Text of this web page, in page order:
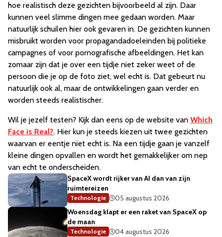
hoe realistisch deze gezichten bijvoorbeeld al zijn. Daar
kunnen veel slimme dingen mee gedaan worden. Maar
natuurlijk schuilen hier ook gevaren in. De gezichten kunnen
misbruikt worden voor propagandadoeleinden bij politieke
campagnes of voor pornografische afbeeldingen. Het kan
zomaar zijn dat je over een tijdje niet zeker weet of de
persoon die je op de foto ziet, wel echt is. Dat gebeurt nu
natuurlijk ook al, maar de ontwikkelingen gaan verder en
worden steeds realistischer.
Wil je jezelf testen? Kijk dan eens op de website van Which
Face is Real?. Hier kun je steeds kiezen uit twee gezichten
waarvan er eentje niet echt is. Na een tijdje gaan je vanzelf
kleine dingen opvallen en wordt het gemakkelijker om nep
van echt te onderscheiden.
SpaceX wordt rijker van AI dan van zijn
ruimtereizen
Technologie
05 augustus 2026
Woensdag klapt er een raket van SpaceX op
de maan
Technologie
04 augustus 2026